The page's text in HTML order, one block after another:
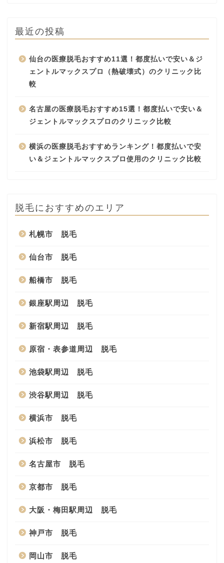
最近の投稿
仙台の医療脱毛おすすめ11選！都度払いで安い＆ジ
ェントルマックスプロ（熱破壊式）のクリニック比
較
名古屋の医療脱毛おすすめ15選！都度払いで安い＆
ジェントルマックスプロのクリニック比較
横浜の医療脱毛おすすめランキング！都度払いで安
い＆ジェントルマックスプロ使用のクリニック比較
脱毛におすすめのエリア
札幌市 脱毛
仙台市 脱毛
船橋市 脱毛
銀座駅周辺 脱毛
新宿駅周辺 脱毛
原宿・表参道周辺 脱毛
池袋駅周辺 脱毛
渋谷駅周辺 脱毛
横浜市 脱毛
浜松市 脱毛
名古屋市 脱毛
京都市 脱毛
大阪・梅田駅周辺 脱毛
神戸市 脱毛
岡山市 脱毛